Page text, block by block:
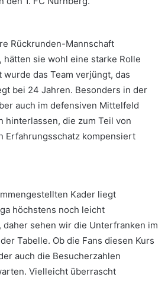
Rückrunden-Mannschaft
hätten sie wohl eine starke Rolle
das Team verjüngt, das
bei 24 Jahren. Besonders in der
auch im defensiven Mittelfeld
hinterlassen, die zum Teil von
Erfahrungsschatz kompensiert
Kader liegt
höchstens noch leicht
sehen wir die Unterfranken im
Tabelle. Ob die Fans diesen Kurs
auch die Besucherzahlen
Vielleicht überrascht